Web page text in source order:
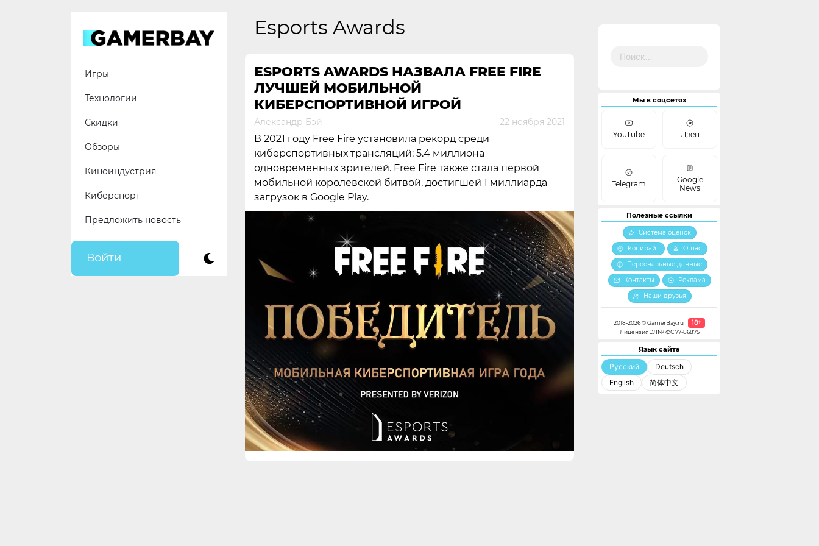
Игры
Технологии
Скидки
Обзоры
Киноиндустрия
Киберспорт
Предложить новость
Войти
Esports Awards
ESPORTS AWARDS НАЗВАЛА FREE FIRE
ЛУЧШЕЙ МОБИЛЬНОЙ
КИБЕРСПОРТИВНОЙ ИГРОЙ
Александр Бэй 22 ноября 2021
В 2021 году Free Fire установила рекорд среди
киберспортивных трансляций: 5.4 миллиона
одновременных зрителей. Free Fire также стала первой
мобильной королевской битвой, достигшей 1 миллиарда
загрузок в Google Play.
Мы в соцсетях
YouTube Дзен
Telegram
Google
News
Полезные ссылки
Система оценок
Копирайт
О нас
Персональные данные
Контакты
Реклама
Наши друзья
2018-2026 © GamerBay.ru 18+
Лицензия ЭЛ№ ФС 77-86875
Язык сайта
Русский
Deutsch
English
简体中文